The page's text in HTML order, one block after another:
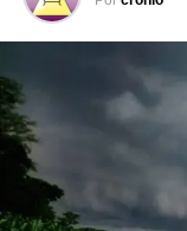
Según datos del
Vial, entre el 1 de
registrado
personas
causas continúan
invasión de carril,
prioritarias, no
velocidad